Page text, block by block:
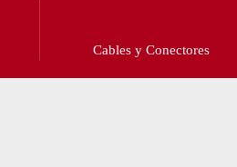
Cables y Conectores